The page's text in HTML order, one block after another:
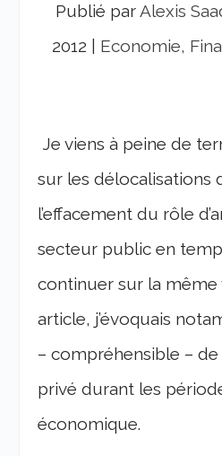
Publié parAlexis
2012
Economie,
Je viens à peine de
sur les délocalisations
l’effacement du rôle
secteur public en
continuer sur la même
article, j’évoquais
– compréhensible – de
privé durant les
économique.